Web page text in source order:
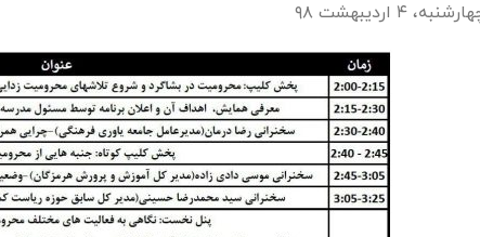
۴ اردیبهشت ۹۸